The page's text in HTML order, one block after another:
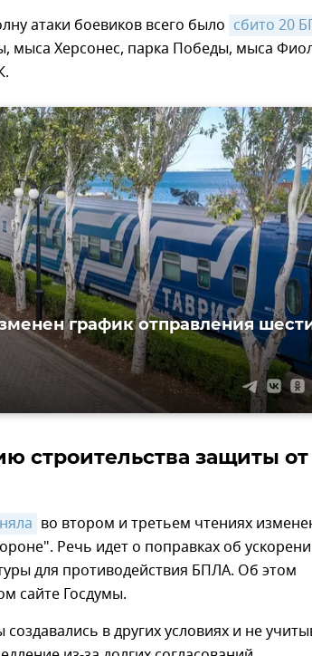
атаки боевиков всего было сбито 20
мыса Херсонес, парка Победы, мыса
график отправления
строительства защиты от
во втором и третьем чтениях
Речь идет о поправках об
для противодействия БПЛА. Об этом
сайте Госдумы.
в других условиях и не